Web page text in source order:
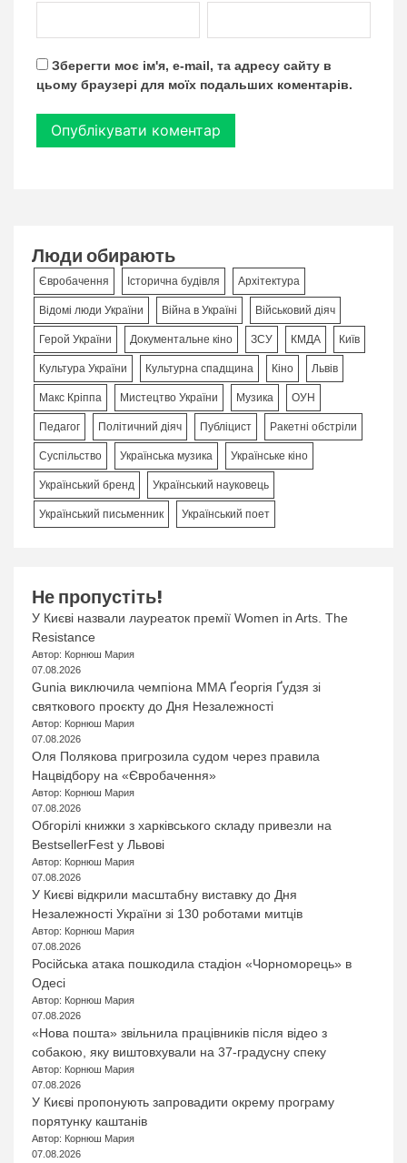
Зберегти моє ім'я, e-mail, та адресу сайту в
цьому браузері для моїх подальших коментарів.
Люди обирають
Євробачення Історична будівля Архітектура
Відомі люди України Війна в Україні Військовий діяч
Герой України Документальне кіно ЗСУ КМДА Київ
Культура України Культурна спадщина Кіно Львів
Макс Кріппа Мистецтво України Музика ОУН
Педагог Політичний діяч Публіцист Ракетні обстріли
Суспільство Українська музика Українське кіно
Український бренд Український науковець
Український письменник Український поет
Не пропустіть!
У Києві назвали лауреаток премії Women in Arts. The
Resistance
Автор: Корнюш Мария
07.08.2026
Gunia виключила чемпіона ММА Ґеоргія Ґудзя зі
святкового проєкту до Дня Незалежності
Автор: Корнюш Мария
07.08.2026
Оля Полякова пригрозила судом через правила
Нацвідбору на «Євробачення»
Автор: Корнюш Мария
07.08.2026
Обгорілі книжки з харківського складу привезли на
BestsellerFest у Львові
Автор: Корнюш Мария
07.08.2026
У Києві відкрили масштабну виставку до Дня
Незалежності України зі 130 роботами митців
Автор: Корнюш Мария
07.08.2026
Російська атака пошкодила стадіон «Чорноморець» в
Одесі
Автор: Корнюш Мария
07.08.2026
«Нова пошта» звільнила працівників після відео з
собакою, яку виштовхували на 37-градусну спеку
Автор: Корнюш Мария
07.08.2026
У Києві пропонують запровадити окрему програму
порятунку каштанів
Автор: Корнюш Мария
07.08.2026